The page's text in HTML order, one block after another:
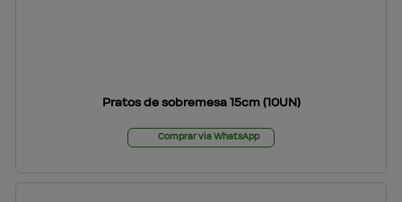
Pratos de sobremesa 15cm (10UN)
Comprar via WhatsApp